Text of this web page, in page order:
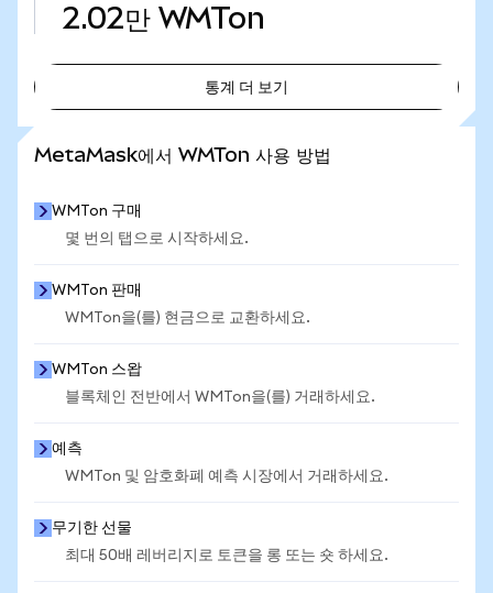
2.02만 WMTon
통계 더 보기
MetaMask에서 WMTon 사용 방법
WMTon 구매
몇 번의 탭으로 시작하세요.
WMTon 판매
WMTon을(를) 현금으로 교환하세요.
WMTon 스왑
블록체인 전반에서 WMTon을(를) 거래하세요.
예측
WMTon 및 암호화폐 예측 시장에서 거래하세요.
무기한 선물
최대 50배 레버리지로 토큰을 롱 또는 숏 하세요.